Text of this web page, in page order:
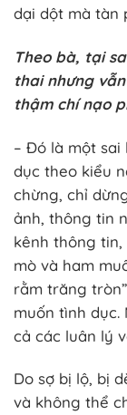
dại dột mà tàn
Theo bà, tại
thai nhưng
thậm chí nạo
– Đó là một sai
dục theo kiểu
chừng, chỉ
ảnh, thông tin
kênh thông
mò và ham
rằm trăng
muốn tình
cả các luân lý
Do sợ bị lộ, bị
và không thể